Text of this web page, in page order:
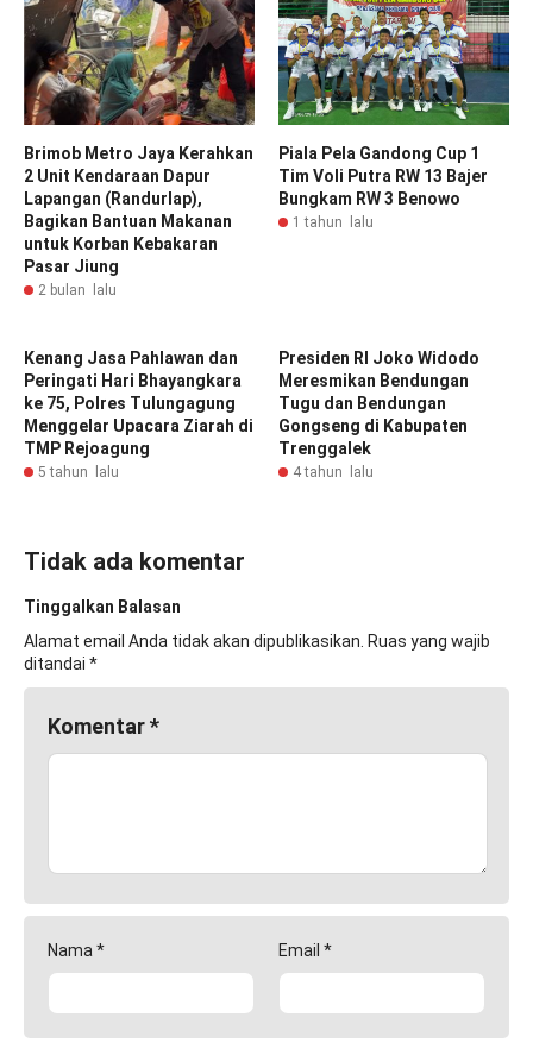
Brimob Metro Jaya Kerahkan
2 Unit Kendaraan Dapur
Lapangan (Randurlap),
Bagikan Bantuan Makanan
untuk Korban Kebakaran
Pasar Jiung
2 bulan lalu
Piala Pela Gandong Cup 1
Tim Voli Putra RW 13 Bajer
Bungkam RW 3 Benowo
1 tahun lalu
Kenang Jasa Pahlawan dan
Peringati Hari Bhayangkara
ke 75, Polres Tulungagung
Menggelar Upacara Ziarah di
TMP Rejoagung
5 tahun lalu
Presiden RI Joko Widodo
Meresmikan Bendungan
Tugu dan Bendungan
Gongseng di Kabupaten
Trenggalek
4 tahun lalu
Tidak ada komentar
Tinggalkan Balasan
Alamat email Anda tidak akan dipublikasikan. Ruas yang wajib
ditandai *
Komentar*
Nama * Email *